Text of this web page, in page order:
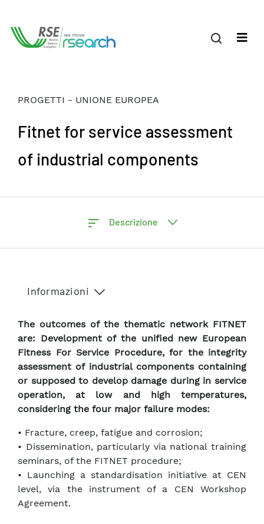
PROGETTI - UNIONE EUROPEA
Fitnet for service assessment
of industrial components
Descrizione
Informazioni
The outcomes of the thematic network FITNET
are: Development of the unified new European
Fitness For Service Procedure, for the integrity
assessment of industrial components containing
or supposed to develop damage during in service
operation, at low and high temperatures,
considering the four major failure modes:
• Fracture, creep, fatigue and corrosion;
• Dissemination, particularly via national training
seminars, of the FITNET procedure;
• Launching a standardisation initiative at CEN
level, via the instrument of a CEN Workshop
Agreement.